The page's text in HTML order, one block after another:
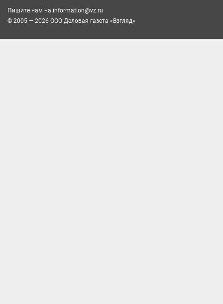
Пишите нам на information@vz.ru
© 2005 — 2026 ООО Деловая газета «Взгляд»